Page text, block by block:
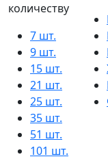
количеству
7 шт.
9 шт.
15 шт.
21 шт.
25 шт.
35 шт.
51 шт.
101 шт.